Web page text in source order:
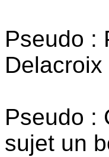
Pseudo :
Pseudo :
sujet un